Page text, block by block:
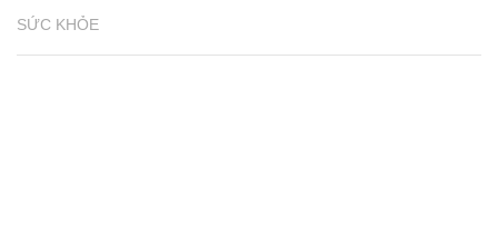
SỨC KHỎE